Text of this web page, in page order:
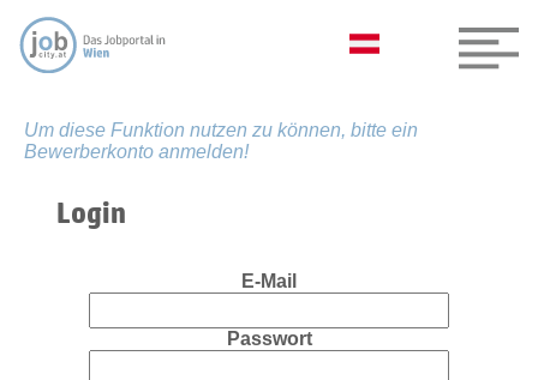
Um diese Funktion nutzen zu können, bitte ein
Bewerberkonto anmelden!
Login
E-Mail
Passwort